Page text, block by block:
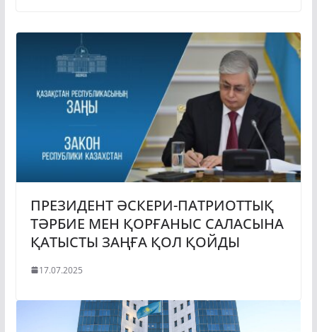
ПРЕЗИДЕНТ ӘСКЕРИ-ПАТРИОТТЫҚ
ТӘРБИЕ МЕН ҚОРҒАНЫС САЛАСЫНА
ҚАТЫСТЫ ЗАҢҒА ҚОЛ ҚОЙДЫ
17.07.2025